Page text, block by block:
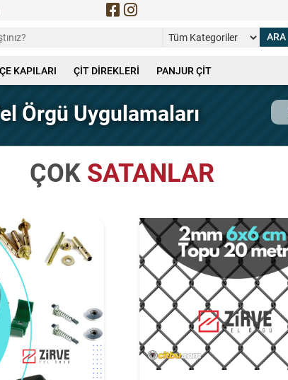
KAPILARI ÇİT DİREKLERİ PANJUR ÇİT
Örgü Uygulamaları
ÇOK SATANLAR